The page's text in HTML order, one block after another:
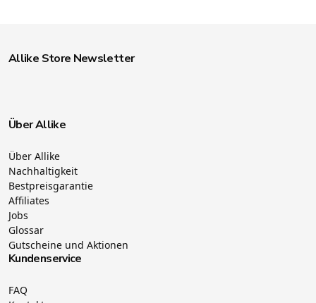
Allike Store Newsletter
Über Allike
Über Allike
Nachhaltigkeit
Bestpreisgarantie
Affiliates
Jobs
Glossar
Gutscheine und Aktionen
Kundenservice
FAQ